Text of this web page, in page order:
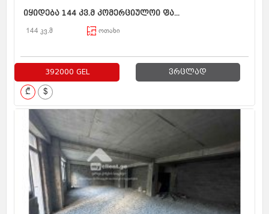
იყიდება 144 კვ.მ კომერციულოი ფა...
144 კვ.მ ოთახი
392000 GEL ვრცლად
₾ $